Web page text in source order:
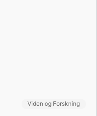
Sund inspiration
Viden og Forskning